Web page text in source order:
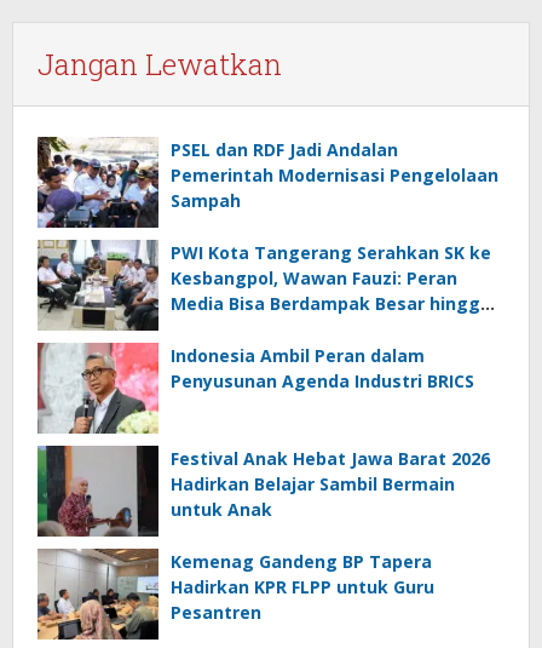
Jangan Lewatkan
PSEL dan RDF Jadi Andalan
Pemerintah Modernisasi Pengelolaan
Sampah
PWI Kota Tangerang Serahkan SK ke
Kesbangpol, Wawan Fauzi: Peran
Media Bisa Berdampak Besar hingga
Indonesia Ambil Peran dalam
Penyusunan Agenda Industri BRICS
Festival Anak Hebat Jawa Barat 2026
Hadirkan Belajar Sambil Bermain
untuk Anak
Kemenag Gandeng BP Tapera
Hadirkan KPR FLPP untuk Guru
Pesantren